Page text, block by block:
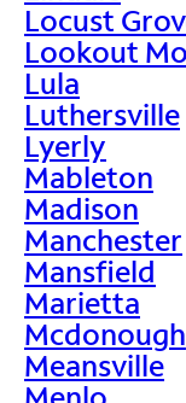
Locust
Lookout
Lula
Luthersville
Lyerly
Mableton
Madison
Manchester
Mansfield
Marietta
Mcdonough
Meansville